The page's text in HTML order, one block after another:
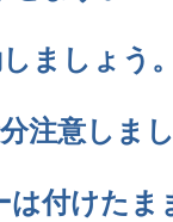
ましょう。
注意しまし
は付けたま